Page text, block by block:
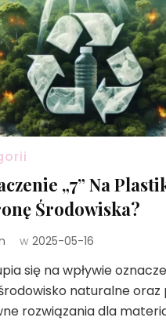
„7” Na
Środowiska?
w 2025-05-16
się na wpływie
naturalne
rozwiązania dla